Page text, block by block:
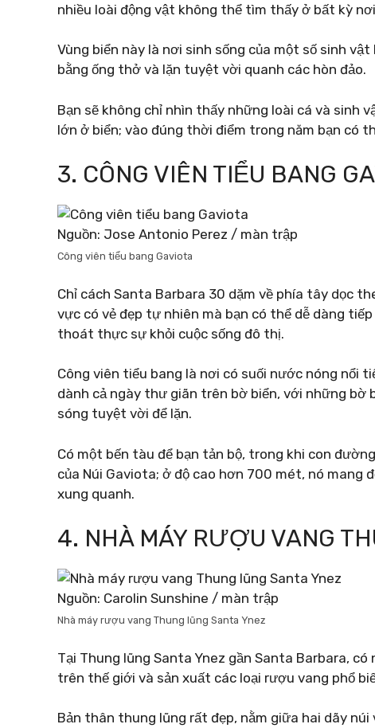
nhiều loài động vật không thể tìm thấy ở bất kỳ
Vùng biển này là nơi sinh sống của một số sinh
bằng ống thở và lặn tuyệt vời quanh các hòn đảo.
Bạn sẽ không chỉ nhìn thấy những loài cá và sinh
lớn ở biển; vào đúng thời điểm trong năm bạn có
3. CÔNG VIÊN TIỂU BANG
Nguồn: Jose Antonio Perez / màn trập
Công viên tiểu bang Gaviota
Chỉ cách Santa Barbara 30 dặm về phía tây dọc
vực có vẻ đẹp tự nhiên mà bạn có thể dễ dàng
thoát thực sự khỏi cuộc sống đô thị.
Công viên tiểu bang là nơi có suối nước nóng nổi
dành cả ngày thư giãn trên bờ biển, với những bờ
sóng tuyệt vời để lặn.
Có một bến tàu để bạn tản bộ, trong khi con
của Núi Gaviota; ở độ cao hơn 700 mét, nó mang
xung quanh.
4. NHÀ MÁY RƯỢU VANG
Nguồn: Carolin Sunshine / màn trập
Nhà máy rượu vang Thung lũng Santa Ynez
Tại Thung lũng Santa Ynez gần Santa Barbara,
trên thế giới và sản xuất các loại rượu vang phổ
Bản thân thung lũng rất đẹp, nằm giữa hai dãy